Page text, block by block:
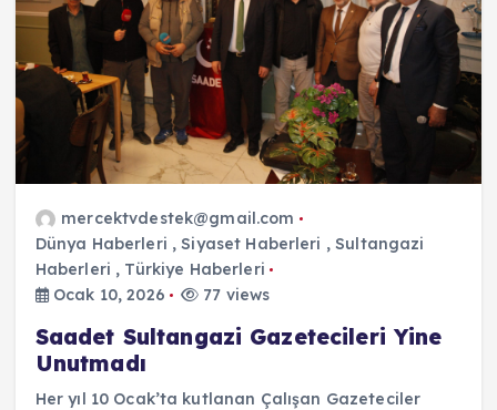
mercektvdestek@gmail.com
Dünya Haberleri ,Siyaset Haberleri ,Sultangazi
Haberleri , Türkiye Haberleri
Ocak 10, 2026
77 views
Saadet Sultangazi Gazetecileri Yine
Unutmadı
Her yıl 10 Ocak’ta kutlanan Çalışan Gazeteciler